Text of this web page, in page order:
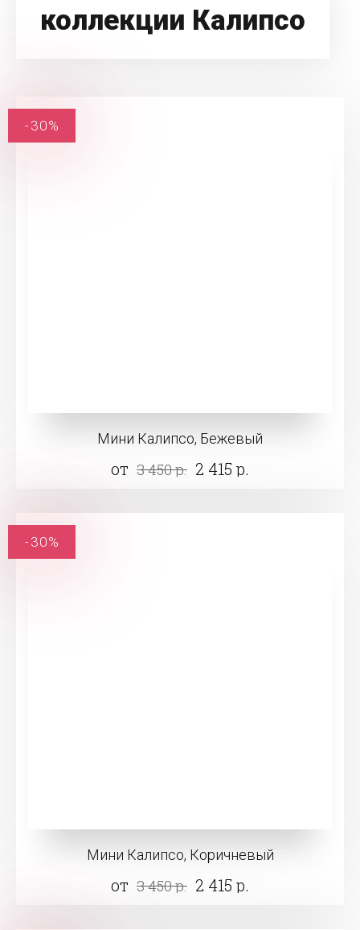
коллекции Калипсо
Мини Калипсо, Бежевый
от 3 450 р. 2 415 р.
-30%
Мини Калипсо, Коричневый
от 3 450 р. 2 415 р.
-30%